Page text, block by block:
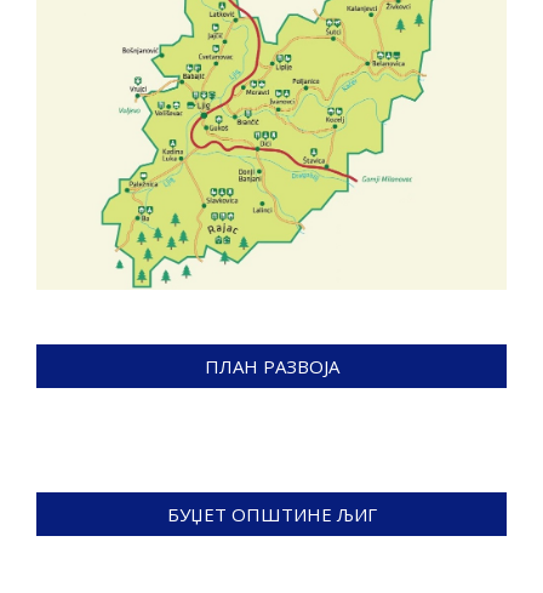
ПЛАН РАЗВОЈА
БУЏЕТ ОПШТИНЕ ЉИГ